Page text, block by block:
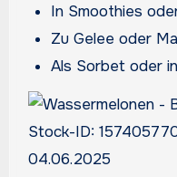
In Smoothies
Zu Gelee oder
Als Sorbet oder